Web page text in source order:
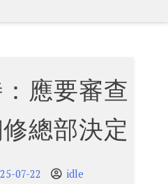
應要審查
總部決定
07-22 idle